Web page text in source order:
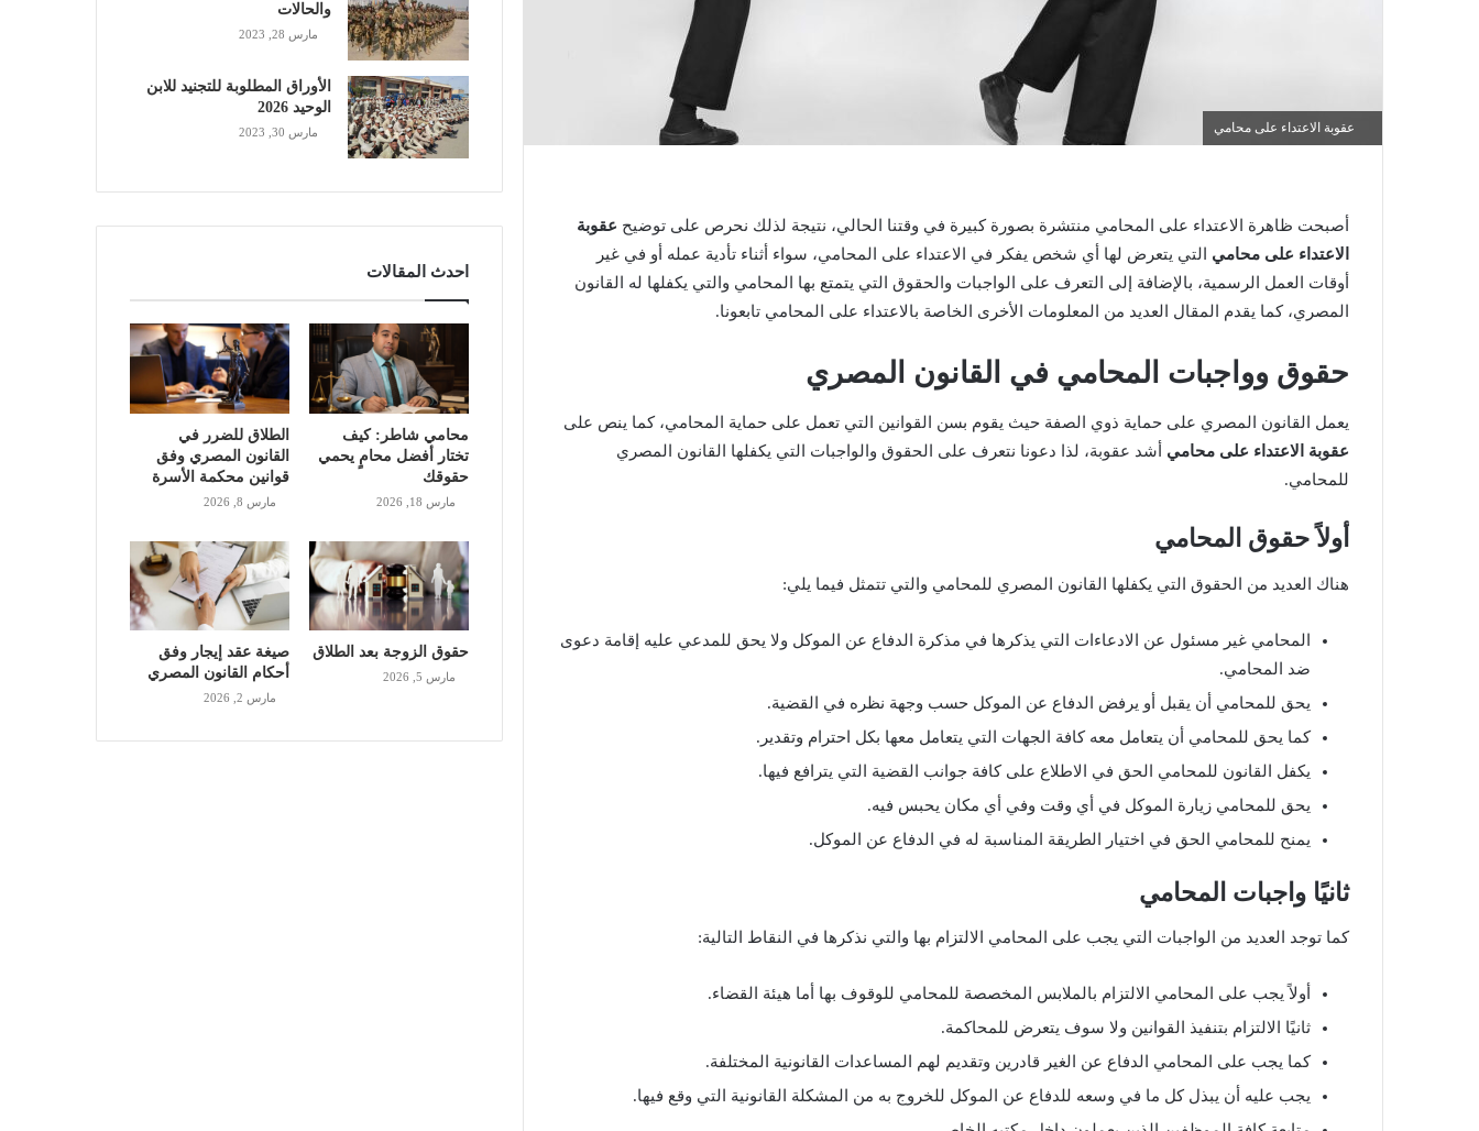
عقوبة الاعتداء على محامي
أصبحت ظاهرة الاعتداء على المحامي منتشرة بصورة كبيرة في وقتنا الحالي، نتيجة لذلك نحرص على توضيح عقوبة
الاعتداء على محامي
التي يتعرض لها أي شخص يفكر في الاعتداء على المحامي، سواء أثناء تأدية عمله أو في غير
أوقات العمل الرسمية، بالإضافة إلى التعرف على الواجبات والحقوق التي يتمتع بها المحامي والتي يكفلها له القانون
المصري، كما يقدم المقال العديد من المعلومات الأخرى الخاصة بالاعتداء على المحامي تابعونا.
حقوق وواجبات المحامي في القانون المصري
يعمل القانون المصري على حماية ذوي الصفة حيث يقوم بسن القوانين التي تعمل على حماية المحامي، كما ينص على
عقوبة الاعتداء على محامي أشد عقوبة، لذا دعونا نتعرف على الحقوق والواجبات التي يكفلها القانون المصري
للمحامي.
أولاً حقوق المحامي
هناك العديد من الحقوق التي يكفلها القانون المصري للمحامي والتي تتمثل فيما يلي:
المحامي غير مسئول عن الادعاءات التي يذكرها في مذكرة الدفاع عن الموكل ولا يحق للمدعي عليه إقامة دعوى
ضد المحامي.
يحق للمحامي أن يقبل أو يرفض الدفاع عن الموكل حسب وجهة نظره في القضية.
كما يحق للمحامي أن يتعامل معه كافة الجهات التي يتعامل معها بكل احترام وتقدير.
يكفل القانون للمحامي الحق في الاطلاع على كافة جوانب القضية التي يترافع فيها.
يحق للمحامي زيارة الموكل في أي وقت وفي أي مكان يحبس فيه.
يمنح للمحامي الحق في اختيار الطريقة المناسبة له في الدفاع عن الموكل.
ثانيًا واجبات المحامي
كما توجد العديد من الواجبات التي يجب على المحامي الالتزام بها والتي نذكرها في النقاط التالية:
أولاً يجب على المحامي الالتزام بالملابس المخصصة للمحامي للوقوف بها أما هيئة القضاء.
ثانيًا الالتزام بتنفيذ القوانين ولا سوف يتعرض للمحاكمة.
كما يجب على المحامي الدفاع عن الغير قادرين وتقديم لهم المساعدات القانونية المختلفة.
يجب عليه أن يبذل كل ما في وسعه للدفاع عن الموكل للخروج به من المشكلة القانونية التي وقع فيها.
والحالات
مارس 28, 2023
الأوراق المطلوبة للتجنيد للابن
الوحيد 2026
مارس 30, 2023
احدث المقالات
محامي شاطر: كيف
تختار أفضل محامٍ يحمي
حقوقك
مارس 18, 2026
الطلاق للضرر في
القانون المصري وفق
قوانين محكمة الأسرة
مارس 8, 2026
حقوق الزوجة بعد الطلاق
مارس 5, 2026
صيغة عقد إيجار وفق
أحكام القانون المصري
مارس 2, 2026